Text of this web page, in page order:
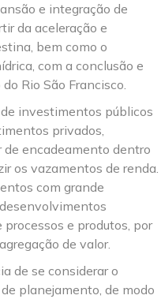
e integração de
da aceleração e
bem como o
com a conclusão e
Rio São Francisco.
investimentos públicos
privados,
de encadeamento dentro
os vazamentos de renda.
com grande
e produtos, por
de valor.
de se considerar o
planejamento, de modo